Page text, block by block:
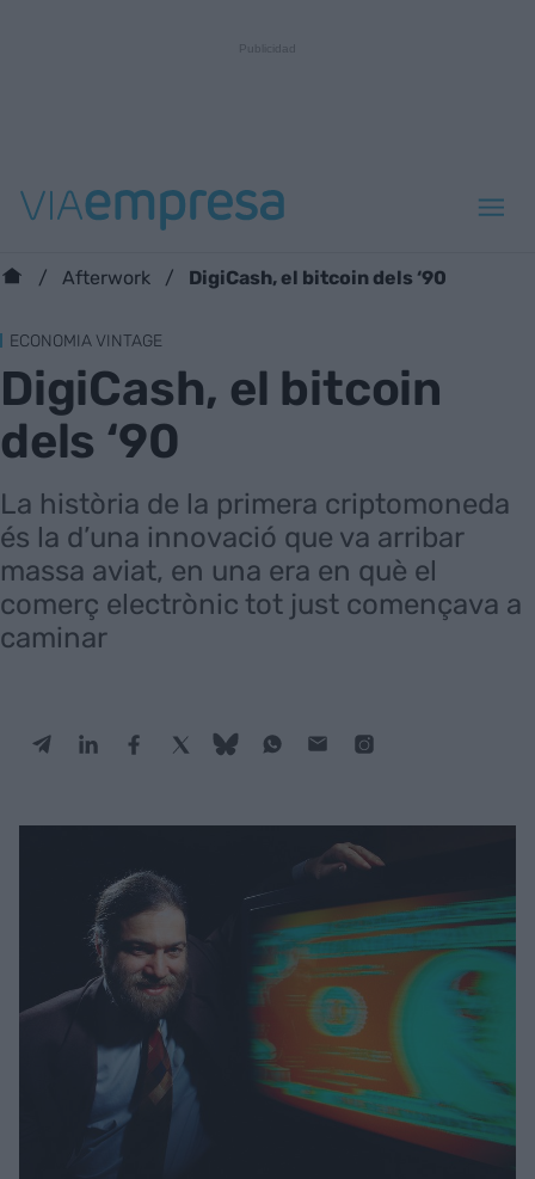
Afterwork DigiCash, el bitcoin dels ‘90
ECONOMIA VINTAGE
DigiCash, el bitcoin
dels ‘90
La història de la primera criptomoneda
és la d’una innovació que va arribar
massa aviat, en una era en què el
comerç electrònic tot just començava a
caminar